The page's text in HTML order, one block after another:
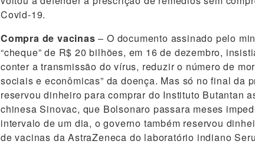
Covid-19.
Compra de vacinas – O documento assinado pelo
“cheque” de R$ 20 bilhões, em 16 de dezembro,
conter a transmissão do vírus, reduzir o número de
sociais e econômicas” da doença. Mas só no final da
reservou dinheiro para comprar do Instituto Butantan
chinesa Sinovac, que Bolsonaro passara meses
intervalo de um dia, o governo também reservou
de vacinas da AstraZeneca do laboratório indiano